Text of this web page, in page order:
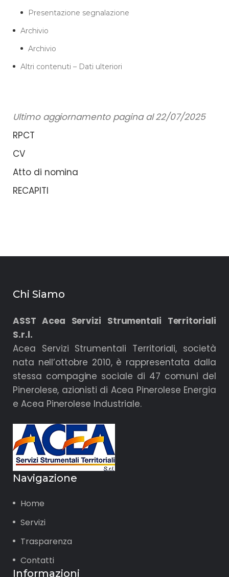
Presentazione segnalazione
Archivio
Archivio
Altri contenuti – Dati ulteriori
Ultimo aggiornamento pagina al 22/07/2025
RPCT
CV
Atto di nomina
RECAPITI
Chi Siamo
ASST Acea Servizi Strumentali Territoriali
S.r.l.
Acea Servizi Strumentali Territoriali, società
nata nell’ottobre 2010, è rappresentata dalla
stessa compagine sociale di 47 comuni del
Pinerolese, azionisti di Acea Pinerolese Energia
e Acea Pinerolese Industriale.
Navigazione
Home
Servizi
Trasparenza
Contatti
Informazioni